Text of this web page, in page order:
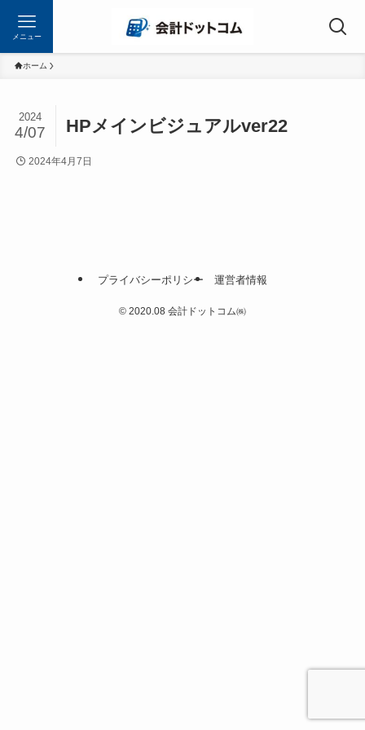
メニュー
ホーム
HPメインビジュアルver22
2024
4/07
2024年4月7日
プライバシーポリシー 運営者情報
© 2020.08 会計ドットコム㈱